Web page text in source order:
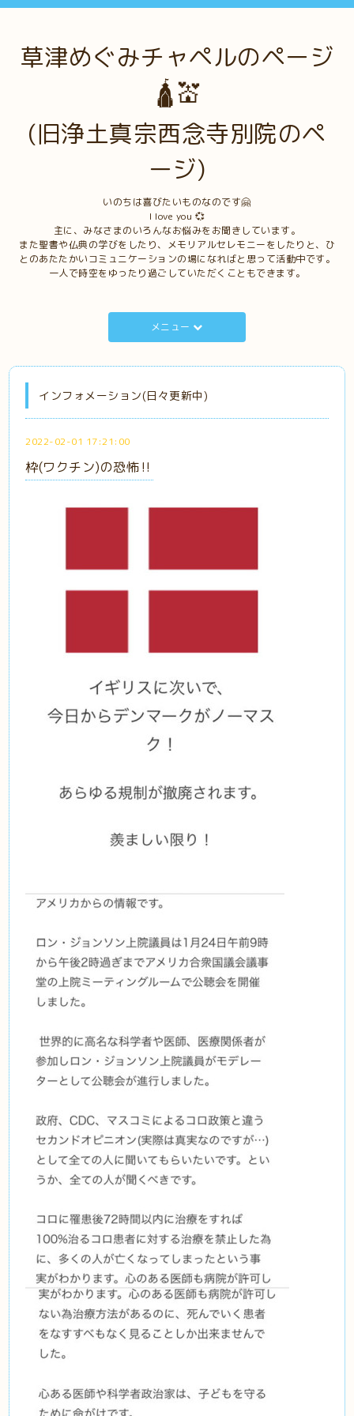
草津めぐみチャペルのページ
🛕💒
(旧浄土真宗西念寺別院のペ
ージ)
いのちは喜びたいものなのです🤗
I love you 💞
主に、みなさまのいろんなお悩みをお聞きしています。
また聖書や仏典の学びをしたり、メモリアルセレモニーをしたりと、ひ
とのあたたかいコミュニケーションの場になればと思って活動中です。
一人で時空をゆったり過ごしていただくこともできます。
メニュー
インフォメーション(日々更新中)
2022-02-01 17:21:00
枠(ワクチン)の恐怖‼️